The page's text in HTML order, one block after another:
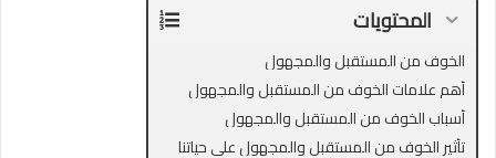
المحتويات
الخوف من المستقبل والمجهول
أهم علامات الخوف من المستقبل والمجهول
أسباب الخوف من المستقبل والمجهول
تأثير الخوف من المستقبل والمجهول على حياتنا